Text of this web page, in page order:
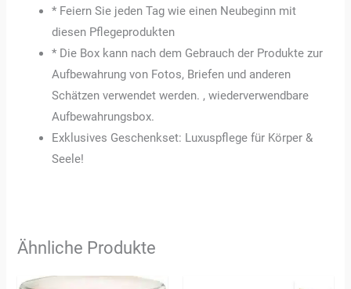
* Feiern Sie jeden Tag wie einen Neubeginn mit
diesen Pflegeprodukten
* Die Box kann nach dem Gebrauch der Produkte zur
Aufbewahrung von Fotos, Briefen und anderen
Schätzen verwendet werden. , wiederverwendbare
Aufbewahrungsbox.
Exklusives Geschenkset: Luxuspflege für Körper &
Seele!
Ähnliche Produkte